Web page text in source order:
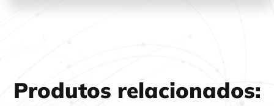
Produtos relacionados: